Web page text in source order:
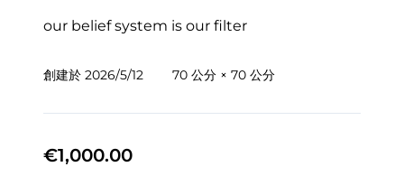
our belief system is our filter
創建於 2026/5/12 70 公分 × 70 公分
€1,000.00